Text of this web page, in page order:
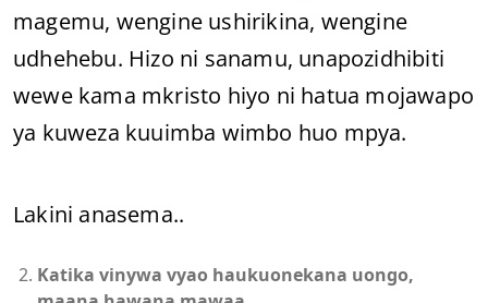
magemu, wengine ushirikina, wengine
udhehebu. Hizo ni sanamu, unapozidhibiti
wewe kama mkristo hiyo ni hatua mojawapo
ya kuweza kuuimba wimbo huo mpya.
Lakini anasema..
Katika vinywa vyao haukuonekana uongo,